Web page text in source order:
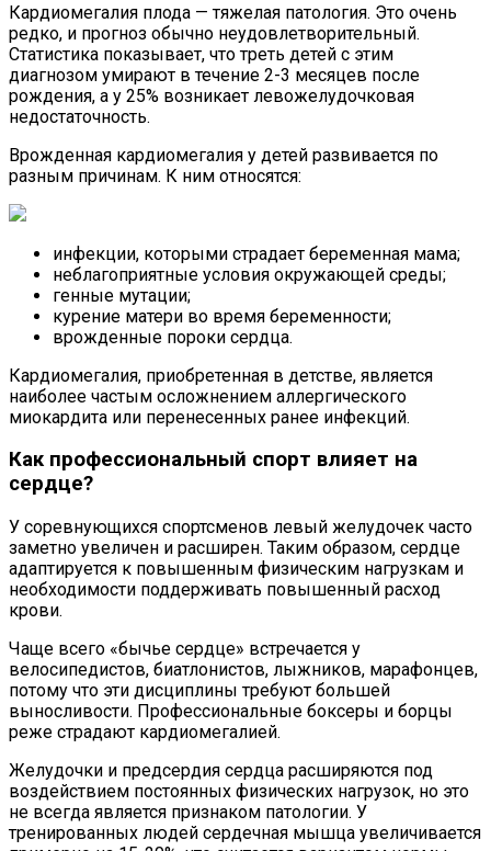
Кардиомегалия плода — тяжелая патология. Это очень
редко, и прогноз обычно неудовлетворительный.
Статистика показывает, что треть детей с этим
диагнозом умирают в течение 2-3 месяцев после
рождения, а у 25% возникает левожелудочковая
недостаточность.
Врожденная кардиомегалия у детей развивается по
разным причинам. К ним относятся:
инфекции, которыми страдает беременная мама;
неблагоприятные условия окружающей среды;
генные мутации;
курение матери во время беременности;
врожденные пороки сердца.
Кардиомегалия, приобретенная в детстве, является
наиболее частым осложнением аллергического
миокардита или перенесенных ранее инфекций.
Как профессиональный спорт влияет на
сердце?
У соревнующихся спортсменов левый желудочек часто
заметно увеличен и расширен. Таким образом, сердце
адаптируется к повышенным физическим нагрузкам и
необходимости поддерживать повышенный расход
крови.
Чаще всего «бычье сердце» встречается у
велосипедистов, биатлонистов, лыжников, марафонцев,
потому что эти дисциплины требуют большей
выносливости. Профессиональные боксеры и борцы
реже страдают кардиомегалией.
Желудочки и предсердия сердца расширяются под
воздействием постоянных физических нагрузок, но это
не всегда является признаком патологии. У
тренированных людей сердечная мышца увеличивается